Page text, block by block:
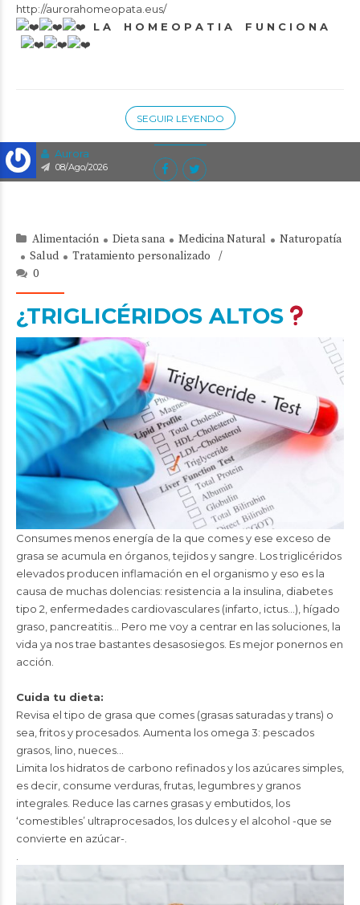
Aurora
08/Ago/2026
http://aurorahomeopata.eus/
L A H O M E O P A T I A F U N C I O N A
SEGUIR LEYENDO
Alimentación Dieta sana Medicina Natural
Naturopatía
Salud
Tratamiento personalizado
0
¿TRIGLICÉRIDOS ALTOS
Consumes menos energía de la que comes y ese exceso de
grasa se acumula en órganos, tejidos y sangre. Los triglicéridos
elevados producen inflamación en el organismo y eso es la
causa de muchas dolencias: resistencia a la insulina, diabetes
tipo 2, enfermedades cardiovasculares (infarto, ictus…), hígado
graso, pancreatitis… Pero me voy a centrar en las soluciones, la
vida ya nos trae bastantes desasosiegos. Es mejor ponernos en
acción.
Cuida tu dieta:
Revisa el tipo de grasa que comes (grasas saturadas y trans) o
sea, fritos y procesados. Aumenta los omega 3: pescados
grasos, lino, nueces…
Limita los hidratos de carbono refinados y los azúcares simples,
es decir, consume verduras, frutas, legumbres y granos
integrales. Reduce las carnes grasas y embutidos, los
‘comestibles’ ultraprocesados, los dulces y el alcohol -que se
convierte en azúcar-.